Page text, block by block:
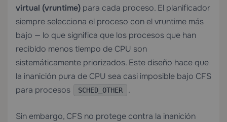
virtual (vruntime) para cada proceso. El planificador
siempre selecciona el proceso con el vruntime más
bajo — lo que significa que los procesos que han
recibido menos tiempo de CPU son
sistemáticamente priorizados. Este diseño hace que
la inanición pura de CPU sea casi imposible bajo CFS
para procesos
SCHED_OTHER .
Sin embargo, CFS no protege contra la inanición